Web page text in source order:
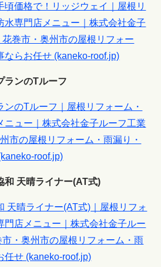
頃価格で！リッジウェイ｜屋根リ
水専門店メニュー｜株式会社金子
巻市・奥州市の屋根リフォー
ならお任せ (kaneko-roof.jp)
ランのTルーフ
のTルーフ｜屋根リフォーム・
ニュー｜株式会社金子ルーフ工業
市の屋根リフォーム・雨漏り・
roof.jp)
和 天晴ライナー(AT式)
天晴ライナー(AT式)｜屋根リフォ
門店メニュー｜株式会社金子ルー
・奥州市の屋根リフォーム・雨
任せ (kaneko-roof.jp)